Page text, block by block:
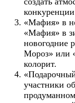
«Мафия» в
«Мафия» в
новогодние
Мороз» или
колорит.
участники